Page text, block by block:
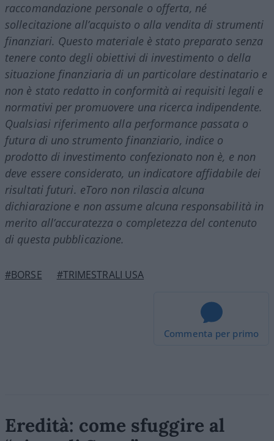
raccomandazione personale o offerta, né
sollecitazione all’acquisto o alla vendita di strumenti
finanziari. Questo materiale è stato preparato senza
tenere conto degli obiettivi di investimento o della
situazione finanziaria di un particolare destinatario e
non è stato redatto in conformità ai requisiti legali e
normativi per promuovere una ricerca indipendente.
Qualsiasi riferimento alla performance passata o
futura di uno strumento finanziario, indice o
prodotto di investimento confezionato non è, e non
deve essere considerato, un indicatore affidabile dei
risultati futuri. eToro non rilascia alcuna
dichiarazione e non assume alcuna responsabilità in
merito all’accuratezza o completezza del contenuto
di questa pubblicazione.
#BORSE #TRIMESTRALI USA
Commenta per primo
Eredità: come sfuggire al